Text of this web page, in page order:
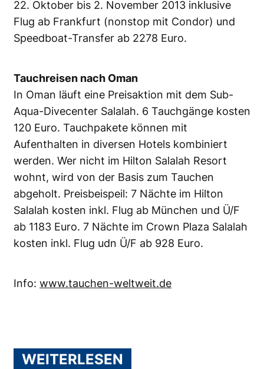
22. Oktober bis 2. November 2013 inklusive
Flug ab Frankfurt (nonstop mit Condor) und
Speedboat-Transfer ab 2278 Euro.
Tauchreisen nach Oman
In Oman läuft eine Preisaktion mit dem Sub-
Aqua-Divecenter Salalah. 6 Tauchgänge kosten
120 Euro. Tauchpakete können mit
Aufenthalten in diversen Hotels kombiniert
werden. Wer nicht im Hilton Salalah Resort
wohnt, wird von der Basis zum Tauchen
abgeholt. Preisbeispeil: 7 Nächte im Hilton
Salalah kosten inkl. Flug ab München und Ü/F
ab 1183 Euro. 7 Nächte im Crown Plaza Salalah
kosten inkl. Flug udn Ü/F ab 928 Euro.
Info: www.tauchen-weltweit.de
WEITERLESEN